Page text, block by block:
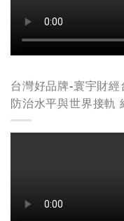
台灣好品牌-寰宇財
防治水平與世界接軌